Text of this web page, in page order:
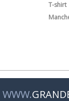
T-shirt
WWW.